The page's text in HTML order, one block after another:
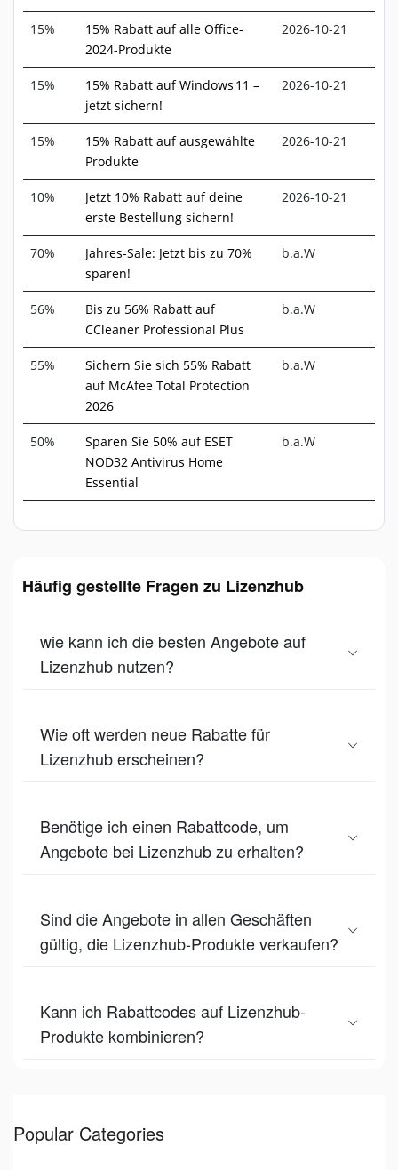
15%
15% Rabatt auf alle Office-
2024-Produkte
2026-10-21
15%
15% Rabatt auf Windows 11 –
jetzt sichern!
2026-10-21
15%
15% Rabatt auf ausgewählte
Produkte
2026-10-21
10%
Jetzt 10% Rabatt auf deine
erste Bestellung sichern!
2026-10-21
70%
Jahres-Sale: Jetzt bis zu 70%
sparen!
b.a.W
56%
Bis zu 56% Rabatt auf
CCleaner Professional Plus
b.a.W
55%
Sichern Sie sich 55% Rabatt
auf McAfee Total Protection
2026
b.a.W
50%
Sparen Sie 50% auf ESET
NOD32 Antivirus Home
Essential
b.a.W
Häufig gestellte Fragen zu Lizenzhub
wie kann ich die besten Angebote auf
Lizenzhub nutzen?
Wie oft werden neue Rabatte für
Lizenzhub erscheinen?
Benötige ich einen Rabattcode, um
Angebote bei Lizenzhub zu erhalten?
Sind die Angebote in allen Geschäften
gültig, die Lizenzhub-Produkte verkaufen?
Kann ich Rabattcodes auf Lizenzhub-
Produkte kombinieren?
Popular Categories